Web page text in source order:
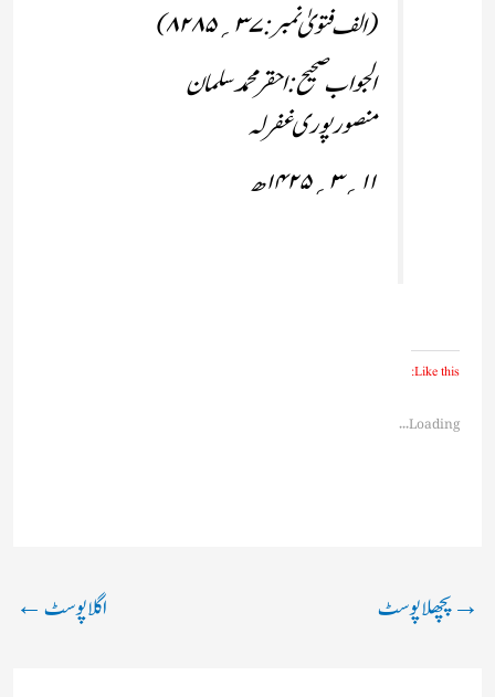
(الف فتویٰ نمبر:۳۷؍۸۲۸۵)
الجواب صحیح:احقر محمد سلمان
منصورپوری غفر لہ
۱۱؍۳؍۱۴۲۵ھ
Like this:
Loading...
→پچھلا پوسٹ اگلا پوسٹ←